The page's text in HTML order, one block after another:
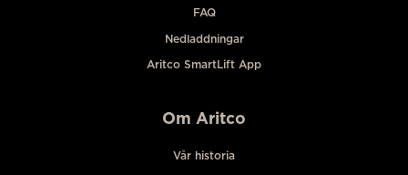
FAQ
Nedladdningar
Aritco SmartLift App
Om Aritco
Vår historia